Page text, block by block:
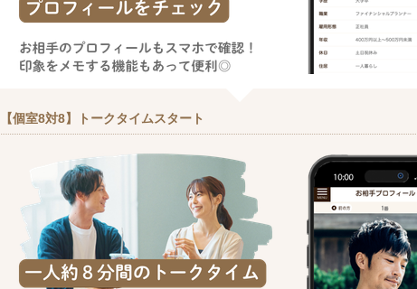
【個室8対8】トークタイムスタート